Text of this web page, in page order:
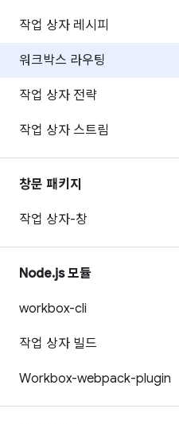
작업 상자 레시피
워크박스 라우팅
작업 상자 전략
작업 상자 스트림
창문 패키지
작업 상자-창
Node.js 모듈
workbox-cli
작업 상자 빌드
Workbox-webpack-plugin